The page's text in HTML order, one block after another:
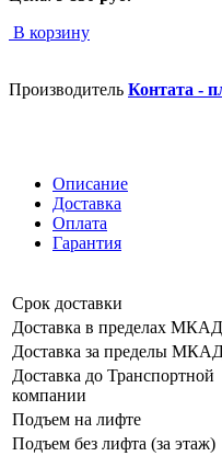
В корзину
Производитель Контата -
Описание
Доставка
Оплата
Гарантия
Срок доставки
Доставка в пределах МКАД
Доставка за пределы
Доставка до Транспортной
компании
Подъем на лифте
Подъем без лифта (за этаж)